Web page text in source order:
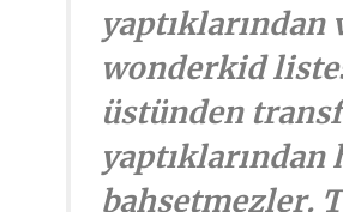
yaptıklarından
wonderkid
üstünden
yaptıklarından
bahsetmezler.